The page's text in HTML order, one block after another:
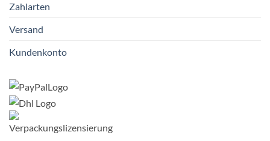
Zahlarten
Versand
Kundenkonto